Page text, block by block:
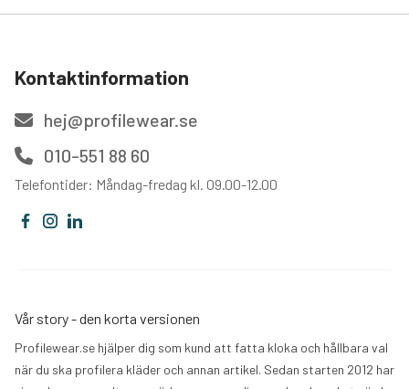
Kontaktinformation
hej@profilewear.se
010-551 88 60
Telefontider: Måndag-fredag kl. 09.00-12.00
Vår story - den korta versionen
Profilewear.se hjälper dig som kund att fatta kloka och hållbara val
när du ska profilera kläder och annan artikel. Sedan starten 2012 har